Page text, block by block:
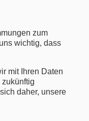
zum
wichtig, dass
mit Ihren Daten
daher, unsere